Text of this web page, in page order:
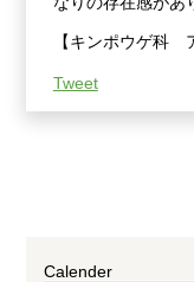
【キンポウゲ科
Tweet
Calender